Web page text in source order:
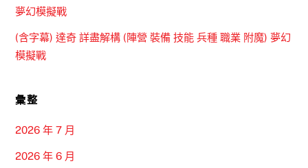
夢幻模擬戰
(含字幕) 達奇 詳盡解構 (陣營 裝備 技能 兵種 職業 附魔) 夢幻
模擬戰
彙整
2026 年 7 月
2026 年 6 月